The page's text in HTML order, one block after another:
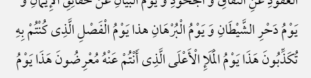
یَوْمُ دَحْرِ الشَّیْطَانِ وَ یَوْمُ الْبُرْهَانِ هذا یَوْمُ الْفَصْلِ الَّذِی کُنْتُمْ بِهِ
تُکَذِّبُونَ هَذَا یَوْمُ الْمَلَإِ الْأَعْلَی الَّذِی أَنْتُمْ عَنْهُ مُعْرِضُونَ هَذَا یَوْمُ